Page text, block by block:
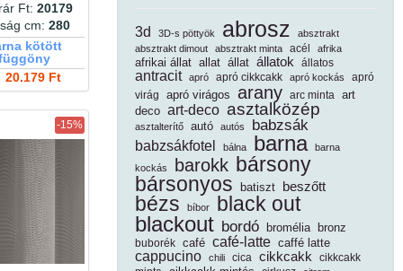
Ft:20179
cm: 280
kötött
Ft
-15%
3d 3D-s pöttyök abrosz
absztrakt
absztrakt dimout
absztrakt minta acél afrika
afrikai állat allat állat állatok állatos
antracit apró apró cikkcakk apró kockás
apró
virág
apró virágos arany arc minta
art
deco art-deco asztalközép
asztalterítő autó autós babzsák
babzsákfotel bálna barna
barna
kockás
barokk bársony
bársonyos
batiszt beszőtt
bézs bíbor black out
blackout bordó bromélia bronz
buborék café café-latte caffé latte
cappucino chili cica cikkcakk
cikkcakk